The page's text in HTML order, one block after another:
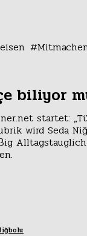
biliyor
startet:
wird Seda